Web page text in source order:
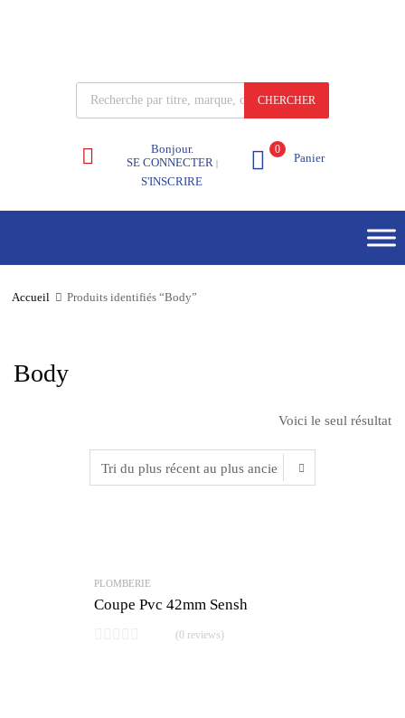
CHERCHER
Bonjour.
SE CONNECTER |
S'INSCRIRE
Panier
0
Accueil Produits identifiés “Body”
Body
Voici le seul résultat
PLOMBERIE
Coupe Pvc 42mm Sensh
(0 reviews)